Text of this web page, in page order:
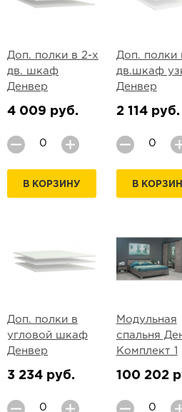
Доп. полки в 2-х
дв. шкаф
Денвер
4 009 руб.
В КОРЗИНУ
Доп. полки
дв.шкаф
Денвер
2 114 руб.
В
Доп. полки в
угловой шкаф
Денвер
3 234 руб.
Модульная
спальня
Комплект 1
100 202